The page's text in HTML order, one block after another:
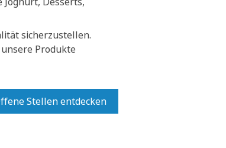
sicherzustellen.
Produkte
Stellen entdecken